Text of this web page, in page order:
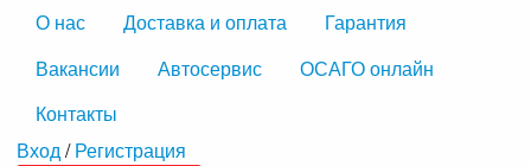
О нас Доставка и оплата
Гарантия
Вакансии
Автосервис
ОСАГО онлайн
Контакты
Вход/ Регистрация